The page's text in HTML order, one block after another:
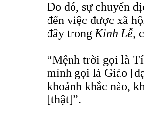
Do đó, sự chuyển
đến việc được xã
đây trong Kinh Lễ,
“Mệnh trời gọi là
mình gọi là Giáo
khoảnh khắc nào,
[thật]”.